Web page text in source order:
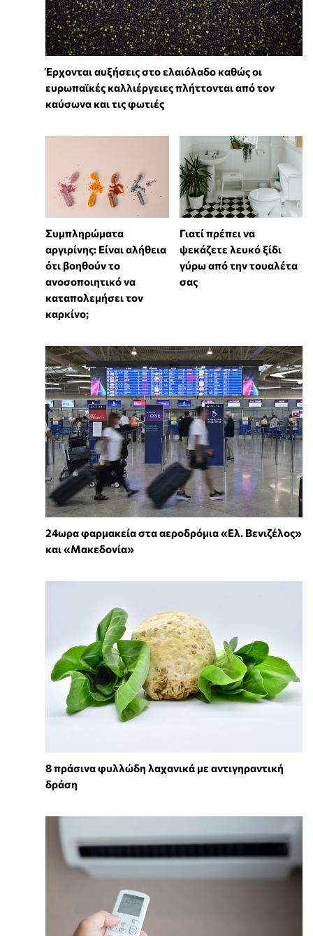
Έρχονται αυξήσεις στο ελαιόλαδο καθώς οι
ευρωπαϊκές καλλιέργειες πλήττονται από τον
καύσωνα και τις φωτιές
⁠Συμπληρώματα
αργιρίνης: Είναι αλήθεια
ότι βοηθούν το
ανοσοποιητικό να
καταπολεμήσει τον
καρκίνο;
Γιατί πρέπει να
ψεκάζετε λευκό ξίδι
γύρω από την τουαλέτα
σας
24ωρα φαρμακεία στα αεροδρόμια «Ελ. Βενιζέλος»
και «Μακεδονία»
8 πράσινα φυλλώδη λαχανικά με αντιγηραντική
δράση